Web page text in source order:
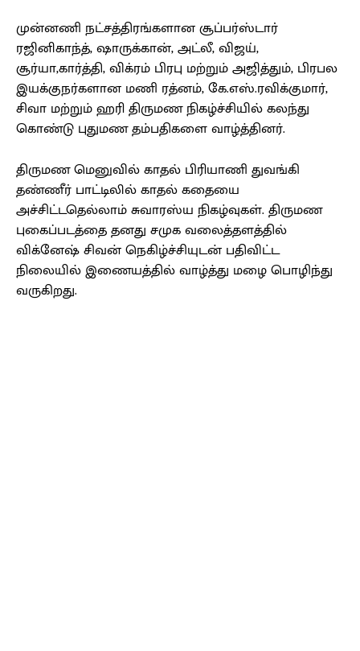
முன்னணி நட்சத்திரங்களான சூப்பர்ஸ்டார்
ரஜினிகாந்த், ஷாருக்கான், அட்லீ, விஜய்,
சூர்யா,கார்த்தி, விக்ரம் பிரபு மற்றும் அஜித்தும், பிரபல
இயக்குநர்களான மணி ரத்னம், கே.எஸ்.ரவிக்குமார்,
சிவா மற்றும் ஹரி திருமண நிகழ்ச்சியில் கலந்து
கொண்டு புதுமண தம்பதிகளை வாழ்த்தினர்.
திருமண மெனுவில் காதல் பிரியாணி துவங்கி
தண்ணீர் பாட்டிலில் காதல் கதையை
அச்சிட்டதெல்லாம் சுவாரஸ்ய நிகழ்வுகள். திருமண
புகைப்படத்தை தனது சமுக வலைத்தளத்தில்
விக்னேஷ் சிவன் நெகிழ்ச்சியுடன் பதிவிட்ட
நிலையில் இணையத்தில் வாழ்த்து மழை பொழிந்து
வருகிறது.